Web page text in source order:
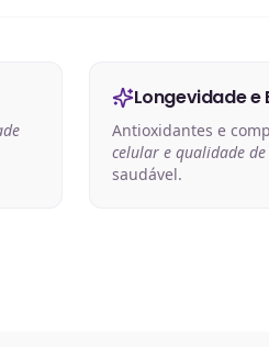
Longevidade
Antioxidantes e
celular e qualidade
saudável.